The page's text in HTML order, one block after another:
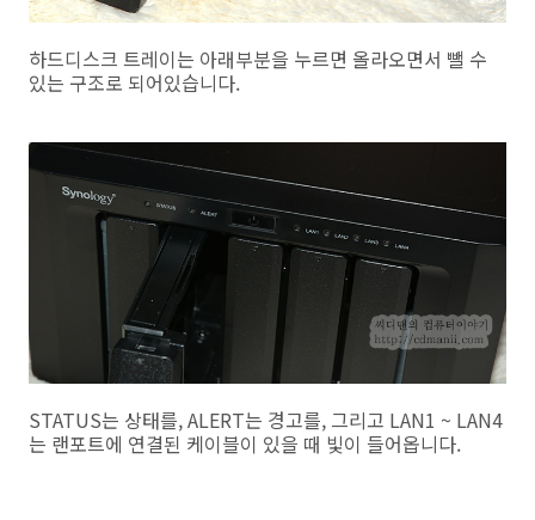
하드디스크 트레이는 아래부분을 누르면 올라오면서 뺄 수
있는 구조로 되어있습니다.
STATUS는 상태를, ALERT는 경고를, 그리고 LAN1 ~ LAN4
는 랜포트에 연결된 케이블이 있을 때 빛이 들어옵니다.